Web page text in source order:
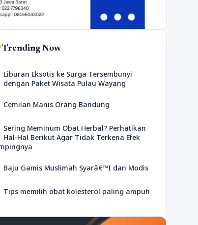
Trending Now
Liburan Eksotis ke Surga Tersembunyi
dengan Paket Wisata Pulau Wayang
Cemilan Manis Orang Bandung
Sering Meminum Obat Herbal? Perhatikan
Hal-Hal Berikut Agar Tidak Terkena Efek
Baju Gamis Muslimah Syarâ€™I dan Modis
Tips memilih obat kolesterol paling ampuh